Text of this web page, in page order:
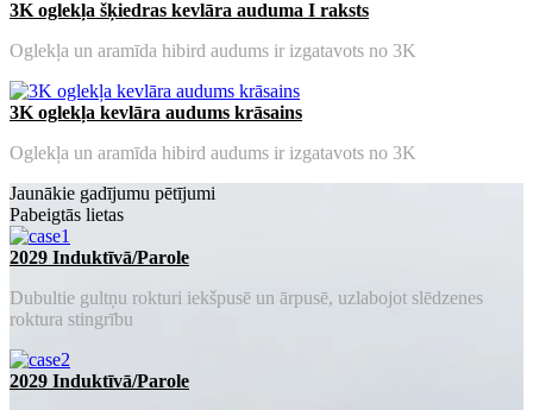
3K oglekļa šķiedras kevlāra auduma I raksts
Oglekļa un aramīda hibird audums ir izgatavots no 3K
3K oglekļa kevlāra audums krāsains
Oglekļa un aramīda hibird audums ir izgatavots no 3K
Jaunākie gadījumu pētījumi
Pabeigtās lietas
2029 Induktīvā/Parole
Dubultie gultņu rokturi iekšpusē un ārpusē, uzlabojot slēdzenes
roktura stingrību
2029 Induktīvā/Parole